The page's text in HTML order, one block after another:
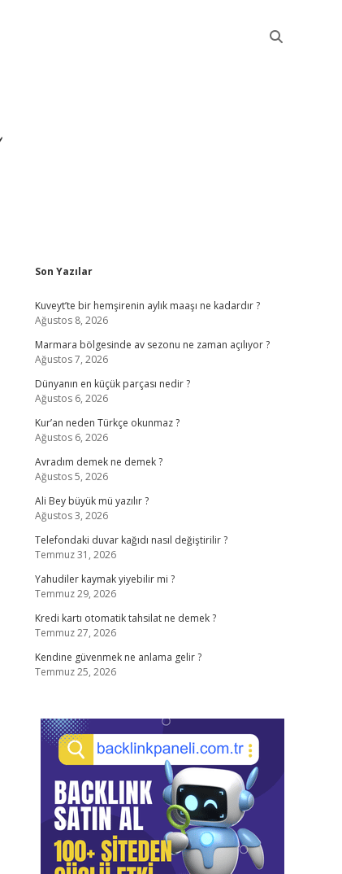
Sidebar
Son Yazılar
Kuveyt’te bir hemşirenin aylık maaşı ne kadardır ?
Ağustos 8, 2026
Marmara bölgesinde av sezonu ne zaman açılıyor ?
Ağustos 7, 2026
Dünyanın en küçük parçası nedir ?
Ağustos 6, 2026
Kur’an neden Türkçe okunmaz ?
Ağustos 6, 2026
Avradım demek ne demek ?
Ağustos 5, 2026
Ali Bey büyük mü yazılır ?
Ağustos 3, 2026
Telefondaki duvar kağıdı nasıl değiştirilir ?
Temmuz 31, 2026
Yahudiler kaymak yiyebilir mi ?
Temmuz 29, 2026
Kredi kartı otomatik tahsilat ne demek ?
Temmuz 27, 2026
Kendine güvenmek ne anlama gelir ?
Temmuz 25, 2026